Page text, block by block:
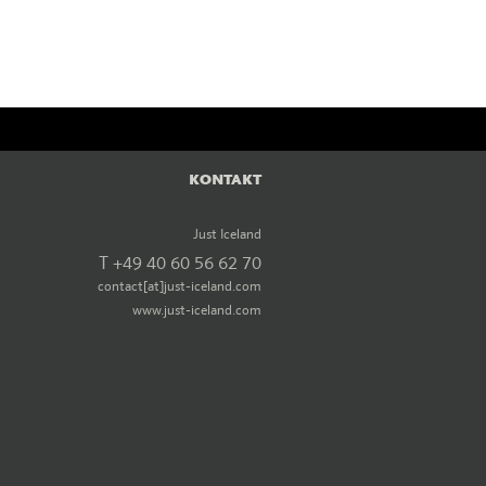
KONTAKT
Just Iceland
T +49 40 60 56 62 70
contact[at]just-iceland.com
www.just-iceland.com